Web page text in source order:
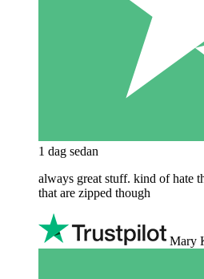
1 dag sedan
always great stuff. kind of hate
that are zipped though
Mary